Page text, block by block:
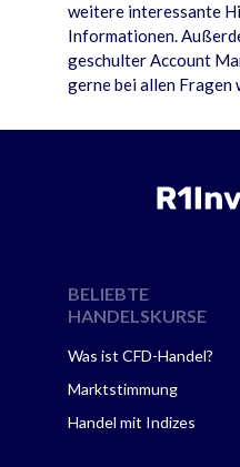
weitere interessante
Informationen.
geschulter Account
gerne bei allen Fragen
BELIEBTE
HANDELSKURSE
Was ist CFD-Handel?
Marktstimmung
Handel mit Indizes